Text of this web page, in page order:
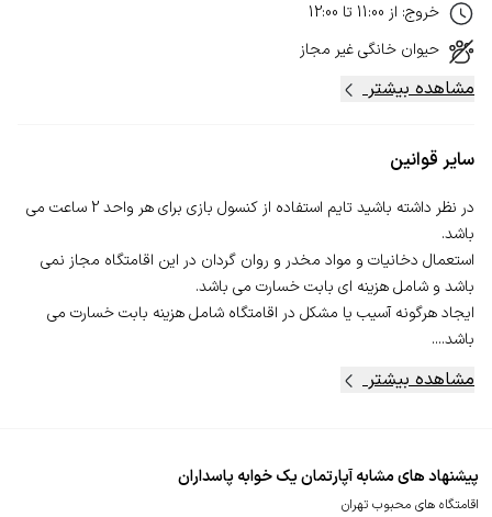
خروج: از 11:00 تا 12:00
حیوان خانگیغیر مجاز
مشاهده بیشتر
سایر قوانین
در نظر داشته باشید تایم استفاده از کنسول بازی برای هر واحد 2 ساعت می
استعمال دخانیات و مواد مخدر و روان گردان در این اقامتگاه مجاز نمی
ایجاد هرگونه آسیب یا مشکل در اقامتگاه شامل هزینه بابت خسارت می
باشد....
مشاهده بیشتر
پیشنهاد های مشابه آپارتمان یک خوابه پاسداران
اقامتگاه های محبوب تهران